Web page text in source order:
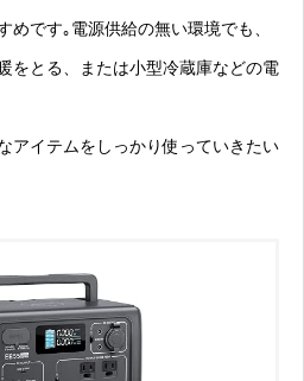
めです｡電源供給の無い環境でも、
をとる、または小型冷蔵庫などの電
アイテムをしっかり使っていきたい